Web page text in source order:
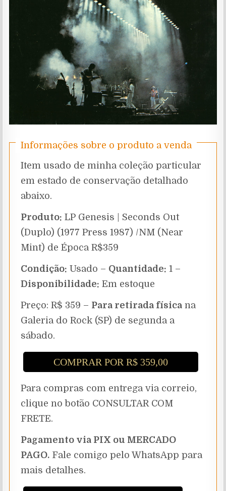
Informações sobre o produto a venda
Item usado de minha coleção particular
em estado de conservação detalhado
abaixo.
Produto: LP Genesis | Seconds Out
(Duplo) (1977 Press 1987) /NM (Near
Mint) de Época R$359
Condição: Usado – Quantidade: 1 –
Disponibilidade: Em estoque
Preço: R$ 359 – Para retirada física na
Galeria do Rock (SP) de segunda a
sábado.
COMPRAR POR R$ 359,00
Para compras com entrega via correio,
clique no botão CONSULTAR COM
FRETE.
Pagamento via PIX ou MERCADO
PAGO. Fale comigo pelo WhatsApp para
mais detalhes.